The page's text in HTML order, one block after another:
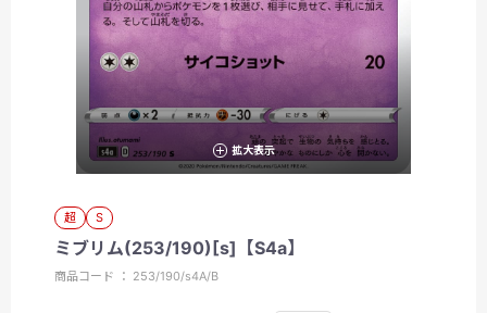
拡大表示
超 S
ミブリム(253/190)[s]【S4a】
商品コード ： 253/190/s4A/B